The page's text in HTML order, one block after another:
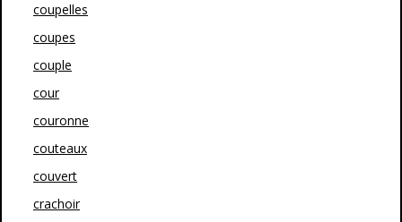
coupelles
coupes
couple
cour
couronne
couteaux
couvert
crachoir